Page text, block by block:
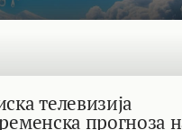
телевизија
прогноза